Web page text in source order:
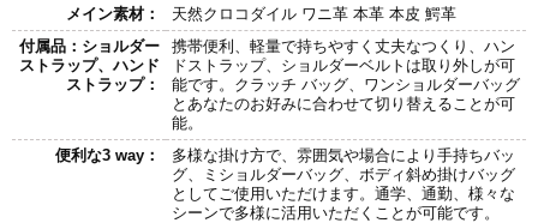
メイン素材：
天然クロコダイル ワニ革 本革 本皮 鰐革
付属品：ショルダー
ストラップ、ハンド
ストラップ：
携帯便利、軽量で持ちやすく丈夫なつくり、ハン
ドストラップ、ショルダーベルトは取り外しが可
能です。クラッチ バッグ、ワンショルダーバッグ
とあなたのお好みに合わせて切り替えることが可
能。
便利な3 way：
多様な掛け方で、雰囲気や場合により手持ちバッ
グ、ミショルダーバッグ、ボディ斜め掛けバッグ
としてご使用いただけます。通学、通勤、様々な
シーンで多様に活用いただくことが可能です。